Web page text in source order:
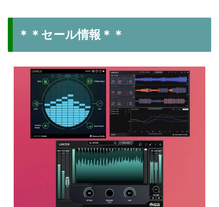
＊＊セール情報＊＊